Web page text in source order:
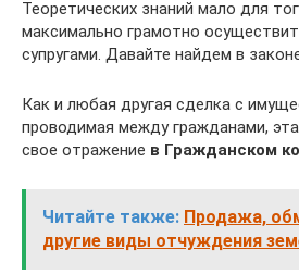
Теоретических знаний мало для
максимально грамотно
супругами. Давайте найдем в
Как и любая другая сделка с
проводимая между гражданами,
свое отражение в Гражданском
Читайте также: Продажа,
другие виды отчуждения